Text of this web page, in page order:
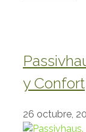
y Confort
26 octubre,